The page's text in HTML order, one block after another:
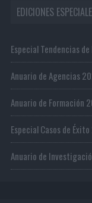
EDICIONES
Especial Tendencias
Anuario de Agencias
Anuario de Formación
Especial Casos de
Anuario de